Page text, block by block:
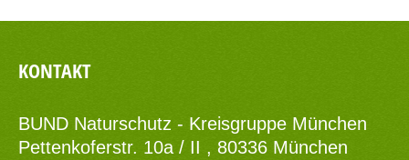
KONTAKT
BUND Naturschutz - Kreisgruppe München
Pettenkoferstr. 10a / II , 80336 München